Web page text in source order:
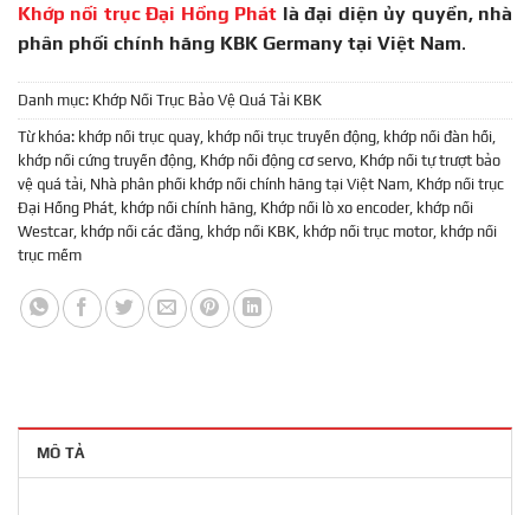
Khớp nối trục Đại Hồng Phát là đại diện ủy quyền, nhà
phân phối chính hãng KBK Germany tại Việt Nam.
Danh mục: Khớp Nối Trục Bảo Vệ Quá Tải KBK
Từ khóa: khớp nối trục quay, khớp nối trục truyền động, khớp nối đàn hồi,
khớp nối cứng truyền động, Khớp nối động cơ servo, Khớp nối tự trượt bảo
vệ quá tải, Nhà phân phối khớp nối chính hãng tại Việt Nam, Khớp nối trục
Đại Hồng Phát, khớp nối chính hãng, Khớp nối lò xo encoder, khớp nối
Westcar, khớp nối các đăng, khớp nối KBK, khớp nối trục motor, khớp nối
trục mềm
MÔ TẢ